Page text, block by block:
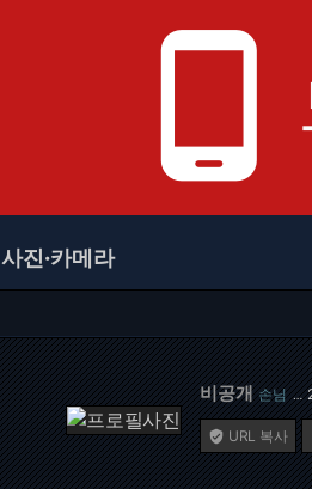
phone_android
사진·카메라
비공개 손님 …
 URL 복사